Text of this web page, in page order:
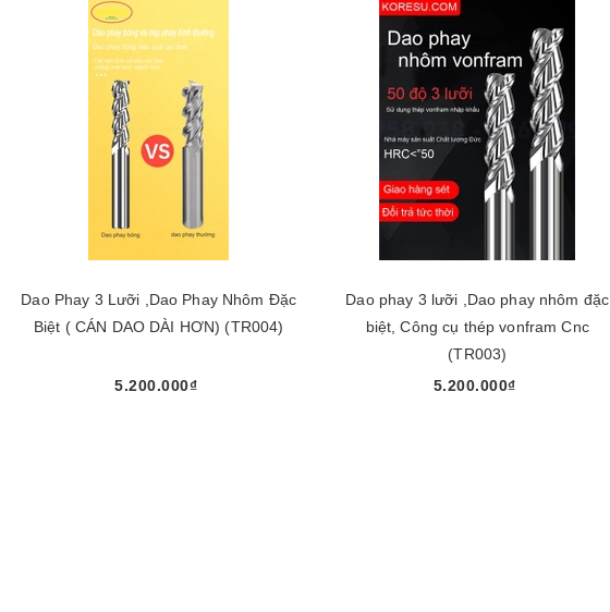
Dao Phay 3 Lưỡi ,Dao Phay Nhôm Đặc
Biệt ( CÁN DAO DÀI HƠN) (TR004)
5.200.000₫
Dao phay 3 lưỡi ,Dao phay nhôm đặc
biệt, Công cụ thép vonfram Cnc
(TR003)
5.200.000₫